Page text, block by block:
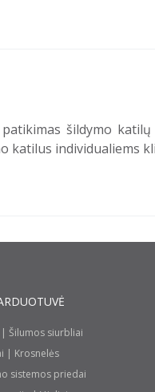
šildymo
katilus individualiems
| Šilumos siurbliai
| Krosnelės
sistemos priedai